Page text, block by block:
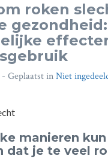
roken
- Geplaatst inNiet
manieren
dat je te veel